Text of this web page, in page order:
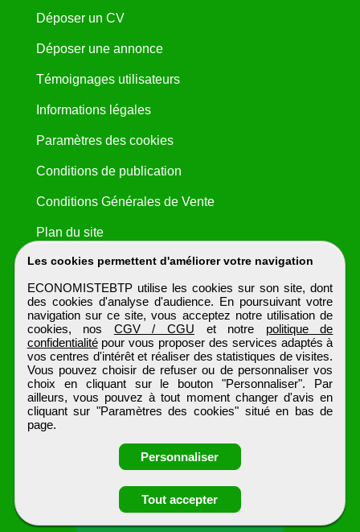
Candidature spontanée
Les cookies permettent d'améliorer votre navigation
ECONOMISTEBTP utilise les cookies sur son site, dont
des cookies d'analyse d'audience. En poursuivant votre
navigation sur ce site, vous acceptez notre utilisation de
cookies, nos CGV / CGU et notre politique de
confidentialitépour vous proposer des services adaptés à
vos centres d'intérêt et réaliser des statistiques de visites.
Vous pouvez choisir de refuser ou de personnaliser vos
choix en cliquant sur le bouton "Personnaliser". Par
ailleurs, vous pouvez à tout moment changer d'avis en
cliquant sur "Paramètres des cookies" situé en bas de
page.
Personnaliser
Tout accepter
Déposer un CV
Déposer une annonce
Témoignages utilisateurs
Informations légales
Paramètres des cookies
Conditions de publication
Conditions Générales de Vente
Plan du site
ECONOMISTEBTP
Tous droits réservés © 1999 - 2026